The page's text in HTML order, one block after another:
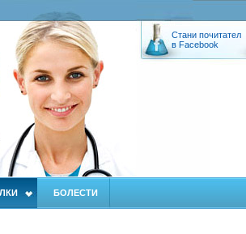
Стани почитател
в Facebook
БОЛЕСТИ